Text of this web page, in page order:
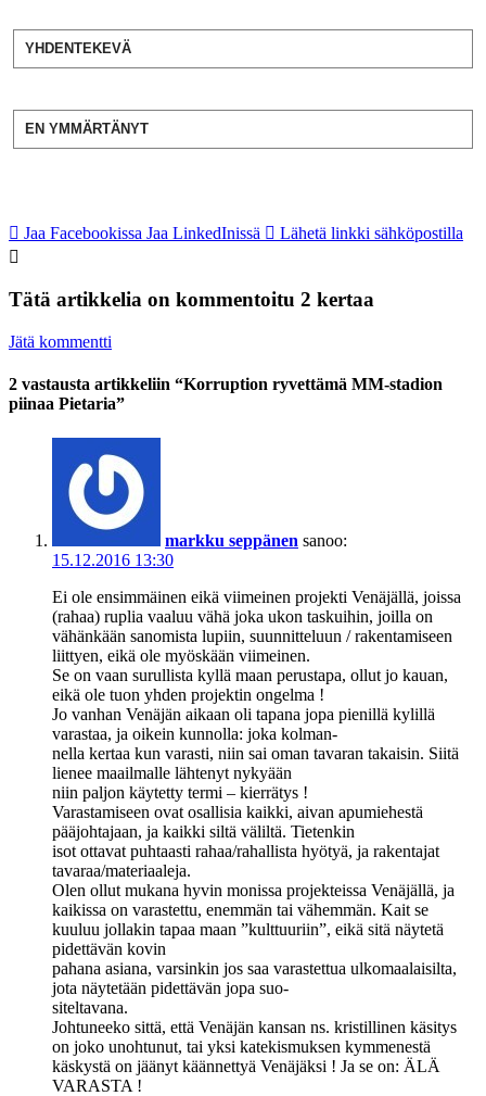
YHDENTEKEVÄ
EN YMMÄRTÄNYT
Jaa Facebookissa Jaa LinkedInissä Lähetä linkki sähköpostilla
Tätä artikkelia on kommentoitu 2 kertaa
Jätä kommentti
2 vastausta artikkeliin “Korruption ryvettämä MM-stadion
piinaa Pietaria”
markku seppänen sanoo:
15.12.2016 13:30
Ei ole ensimmäinen eikä viimeinen projekti Venäjällä, joissa
(rahaa) ruplia vaaluu vähä joka ukon taskuihin, joilla on
vähänkään sanomista lupiin, suunnitteluun / rakentamiseen
liittyen, eikä ole myöskään viimeinen.
Se on vaan surullista kyllä maan perustapa, ollut jo kauan,
eikä ole tuon yhden projektin ongelma !
Jo vanhan Venäjän aikaan oli tapana jopa pienillä kylillä
varastaa, ja oikein kunnolla: joka kolman-
nella kertaa kun varasti, niin sai oman tavaran takaisin. Siitä
lienee maailmalle lähtenyt nykyään
niin paljon käytetty termi – kierrätys !
Varastamiseen ovat osallisia kaikki, aivan apumiehestä
pääjohtajaan, ja kaikki siltä väliltä. Tietenkin
isot ottavat puhtaasti rahaa/rahallista hyötyä, ja rakentajat
tavaraa/materiaaleja.
Olen ollut mukana hyvin monissa projekteissa Venäjällä, ja
kaikissa on varastettu, enemmän tai vähemmän. Kait se
kuuluu jollakin tapaa maan ”kulttuuriin”, eikä sitä näytetä
pidettävän kovin
pahana asiana, varsinkin jos saa varastettua ulkomaalaisilta,
jota näytetään pidettävän jopa suo-
siteltavana.
Johtuneeko sittä, että Venäjän kansan ns. kristillinen käsitys
on joko unohtunut, tai yksi katekismuksen kymmenestä
käskystä on jäänyt käännettyä Venäjäksi ! Ja se on: ÄLÄ
VARASTA !